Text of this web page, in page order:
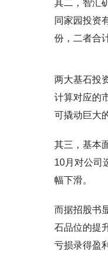
其二，智汇
同家园投资
份，二者合
两大基石投
计算对应的
可撬动巨大
其三，基本
10月对公司
幅下滑。
而据招股书
石品位的提
亏损录得盈